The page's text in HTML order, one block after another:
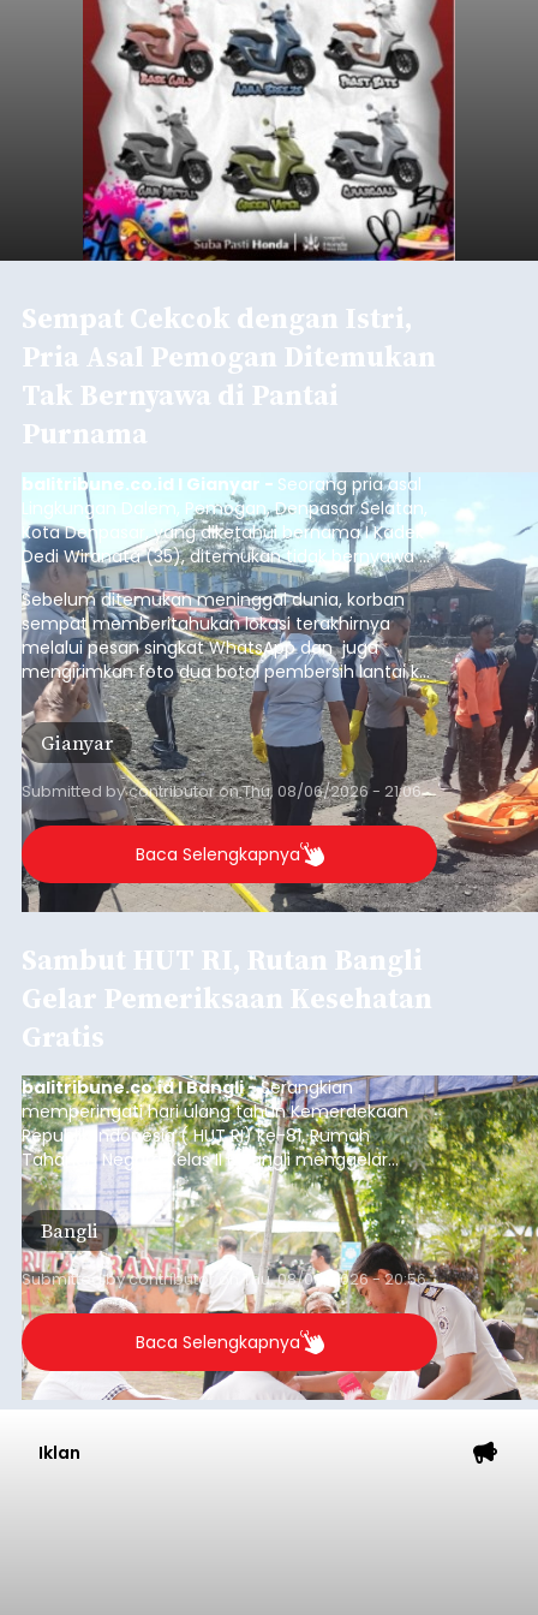
Sempat Cekcok dengan Istri,
Pria Asal Pemogan Ditemukan
Tak Bernyawa di Pantai
Purnama
balitribune.co.id I Gianyar - Seorang pria asal
Lingkungan Dalem, Pemogan, Denpasar Selatan,
Kota Denpasar, yang diketahui bernama I Kadek
Dedi Wiranata (35), ditemukan tidak bernyawa di
pesisir Pantai Purnama, Sukawati.
Sebelum ditemukan meninggal dunia, korban
sempat memberitahukan lokasi terakhirnya
melalui pesan singkat WhatsApp dan juga
mengirimkan foto dua botol pembersih lantai ke
istrinya.
Gianyar
Submitted bycontributoronThu, 08/06/2026 - 21:06
Baca Selengkapnya
Sambut HUT RI, Rutan Bangli
Gelar Pemeriksaan Kesehatan
Gratis
balitribune.co.id I Bangli -Serangkian
memperingati hari ulang tahun Kemerdekaan
Republik Indonesia ( HUT RI) ke-81, Rumah
Tahanan Negara Kelas II B Bangli menggelar
kegiatan pemeriksaan kesehatan gratis, Rabu
(6/8/2026).
Bangli
Submitted bycontributor Thu, 08/06/2026 - 20:56
Baca Selengkapnya
Iklan